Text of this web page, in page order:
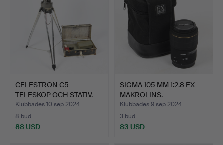
CELESTRON C5
TELESKOP OCH STATIV.
Klubbades 10 sep 2024
8 bud
88 USD
SIGMA 105 MM 1:2.8 EX
MAKROLINS.
Klubbades 9 sep 2024
3 bud
83 USD